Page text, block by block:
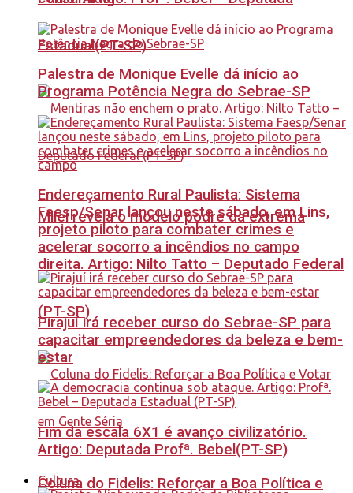
Estadual(PT-SP)
Milei revela o modelo podre da extrema
direita. Artigo: Nilto Tatto – Deputado Federal
(PT-SP)
Coluna do Fidelis: Reforçar a Boa Política e
Palestra de Monique Evelle dá início ao
Programa Potência Negra do Sebrae-SP
Endereçamento Rural Paulista: Sistema
Faesp/Senar lançou neste sábado, em Lins,
projeto piloto para combater crimes e
acelerar socorro a incêndios no campo
Pirajuí irá receber curso do Sebrae-SP para
capacitar empreendedores da beleza e bem-
estar
Fim da escala 6X1 é avanço civilizatório.
Artigo: Deputada Profª. Bebel(PT-SP)
Cultura